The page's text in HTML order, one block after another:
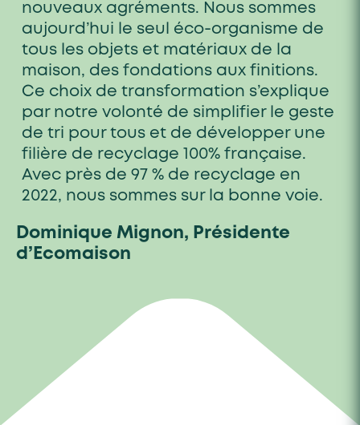
nouveaux agréments. Nous sommes
aujourd’hui le seul éco-organisme de
tous les objets et matériaux de la
maison, des fondations aux finitions.
Ce choix de transformation s’explique
par notre volonté de simplifier le geste
de tri pour tous et de développer une
filière de recyclage 100% française.
Avec près de 97 % de recyclage en
2022, nous sommes sur la bonne voie.
Dominique Mignon, Présidente
d’Ecomaison